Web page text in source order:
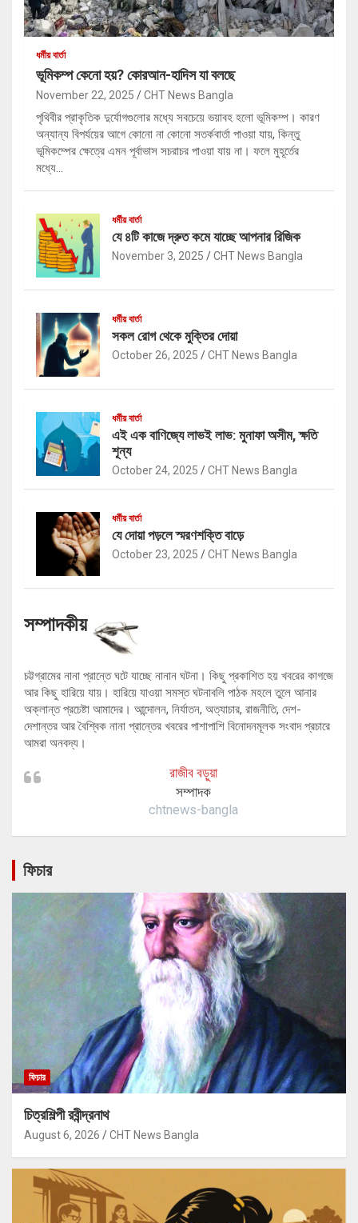
ধর্মীয় বার্তা
ভূমিকম্প কেনো হয়? কোরআন-হাদিস যা বলছে
November 22, 2025 CHT News Bangla
পৃথিবীর প্রাকৃতিক দুর্যোগগুলোর মধ্যে সবচেয়ে ভয়াবহ হলো ভূমিকম্প। কারণ
অন্যান্য বিপর্যয়ের আগে কোনো না কোনো সতর্কবার্তা পাওয়া যায়, কিন্তু
ভূমিকম্পের ক্ষেত্রে এমন পূর্বাভাস সচরাচর পাওয়া যায় না। ফলে মুহূর্তের
মধ্যে…
ধর্মীয় বার্তা
যে ৪টি কাজে দ্রুত কমে যাচ্ছে আপনার রিজিক
November 3, 2025 CHT News Bangla
ধর্মীয় বার্তা
সকল রোগ থেকে মুক্তির দোয়া
October 26, 2025 CHT News Bangla
ধর্মীয় বার্তা
এই এক বাণিজ্যে লাভই লাভ: মুনাফা অসীম, ক্ষতি
শূন্য
October 24, 2025 CHT News Bangla
ধর্মীয় বার্তা
যে দোয়া পড়লে স্মরণশক্তি বাড়ে
October 23, 2025 CHT News Bangla
সম্পাদকীয়
চট্টগ্রামের নানা প্রান্তে ঘটে যাচ্ছে নানান ঘটনা। কিছু প্রকাশিত হয় খবরের কাগজে
আর কিছু হারিয়ে যায়। হারিয়ে যাওয়া সমস্ত ঘটনাবলি পাঠক মহলে তুলে আনার
অক্লান্ত প্রচেষ্টা আমাদের। আন্দোলন, নির্যাতন, অত্যাচার, রাজনীতি, দেশ-
দেশান্তর আর বৈশ্বিক নানা প্রান্তের খবরের পাশাপাশি বিনোদনমূলক সংবাদ প্রচারে
আমরা অনবদ্য।
রাজীব বড়ুয়া
সম্পাদক
chtnews-bangla
ফিচার
ফিচার
চিত্রশিল্পী রবীন্দ্রনাথ
August 6, 2026 CHT News Bangla